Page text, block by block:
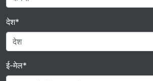
देश*
ई-मेल*